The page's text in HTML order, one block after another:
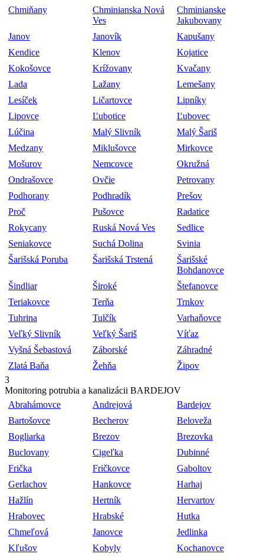
Chmiňany
Chminianska Nová
Ves
Chminianske
Jakubovany
Janov
Janovík
Kapušany
Kendice
Klenov
Kojatice
Kokošovce
Krížovany
Kvačany
Lada
Lažany
Lemešany
Lesíček
Ličartovce
Lipníky
Lipovce
Ľubotice
Ľubovec
Lúčina
Malý Slivník
Malý Šariš
Medzany
Miklušovce
Mirkovce
Mošurov
Nemcovce
Okružná
Ondrašovce
Ovčie
Petrovany
Podhorany
Podhradík
Prešov
Proč
Pušovce
Radatice
Rokycany
Ruská Nová Ves
Sedlice
Seniakovce
Suchá Dolina
Svinia
Šarišská Poruba
Šarišská Trstená
Šarišské
Bohdanovce
Šindliar
Široké
Štefanovce
Teriakovce
Terňa
Trnkov
Tuhrina
Tulčík
Varhaňovce
Veľký Slivník
Veľký Šariš
Víťaz
Vyšná Šebastová
Záborské
Záhradné
Zlatá Baňa
Žehňa
Žipov
3
Monitoring potrubia a kanalizácii BARDEJOV
Abrahámovce
Andrejová
Bardejov
Bartošovce
Becherov
Beloveža
Bogliarka
Brezov
Brezovka
Buclovany
Cigeľka
Dubinné
Frička
Fričkovce
Gaboltov
Gerlachov
Hankovce
Harhaj
Hažlín
Hertník
Hervartov
Hrabovec
Hrabské
Hutka
Chmeľová
Janovce
Jedlinka
Kľušov
Kobyly Kochanovce